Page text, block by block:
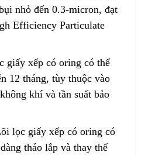
nhỏ đến 0.3-micron, đạt
Efficiency Particulate
giấy xếp có oring có thể
12 tháng, tùy thuộc vào
khí và tần suất bảo
lọc giấy xếp có oring có
tháo lắp và thay thế